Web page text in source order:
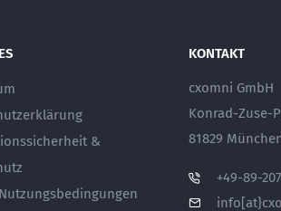
&
KONTAKT
cxomni GmbH
Konrad-Zuse-
81829
+49-89-